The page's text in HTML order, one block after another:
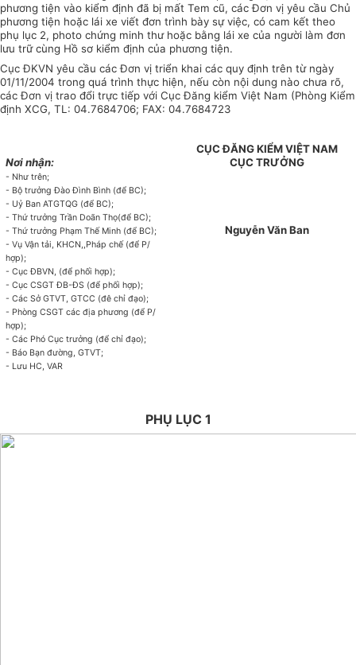
phương tiện vào kiểm định đã bị mất Tem cũ, các Đơn vị yêu cầu Chủ
phương tiện hoặc lái xe viết đơn trình bày sự việc, có cam kết theo
phụ lục 2, photo chứng minh thư hoặc bằng lái xe của người làm đơn
lưu trữ cùng Hồ sơ kiểm định của phương tiện.
Cục ĐKVN yêu cầu các Đơn vị triển khai các quy định trên từ ngày
01/11/2004 trong quá trình thực hiện, nếu còn nội dung nào chưa rõ,
các Đơn vị trao đổi trực tiếp với Cục Đăng kiểm Việt Nam (Phòng Kiểm
định XCG, TL: 04.7684706; FAX: 04.7684723
Nơi nhận:
- Như trên;
- Bộ trưởng Đào Đình Bình (để BC);
- Uỷ Ban ATGTQG (để BC);
- Thứ trưởng Trần Doãn Thọ(để BC);
- Thứ trưởng Phạm Thế Minh (để BC);
- Vụ Vận tải, KHCN,,Pháp chế (để P/
hợp);
- Cục ĐBVN, (để phối hợp);
- Cục CSGT ĐB-ĐS (để phối hợp);
- Các Sở GTVT, GTCC (đê chỉ đạo);
- Phòng CSGT các địa phương (để P/
hợp);
- Các Phó Cục trưởng (để chỉ đạo);
- Báo Bạn đường, GTVT;
- Lưu HC, VAR
CỤC ĐĂNG KIỂM VIỆT NAM
CỤC TRƯỞNG
Nguyễn Văn Ban
PHỤ LỤC 1